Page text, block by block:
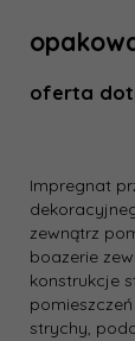
oferta
Impregnat
zewnątrz
boazerie
konstrukcje
strychy,